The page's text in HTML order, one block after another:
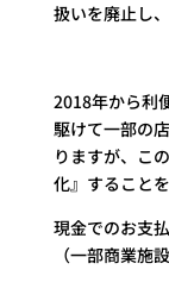
扱いを廃止し
2018年から利
駆けて一部の
りますが、こ
化』すること
現金でのお支
（一部商業施